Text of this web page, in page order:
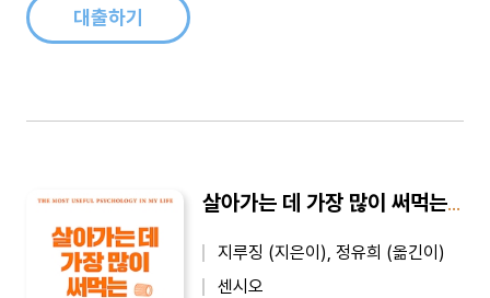
는 유행어를 만들어내며 수많..
대출하기
살아가는 데 가장 많이 써먹는 심리학
지루징 (지은이), 정유희 (옮긴이)
센시오